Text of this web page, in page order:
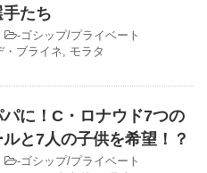
たち
-ゴシップ/プライベート
・ブライネ, モラタ
に！C・ロナウド7つの
と7人の子供を希望！？
-ゴシップ/プライベート